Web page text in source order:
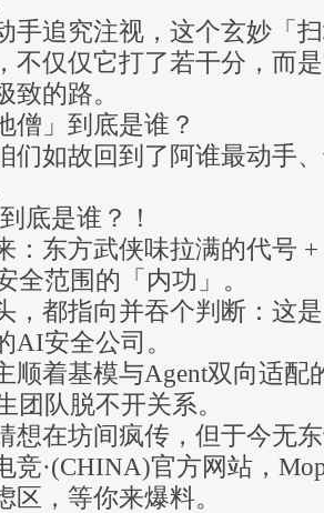
手追究注视，这个玄妙「
不仅仅它打了若干分，而
致的路。
僧」到底是谁？
们如故回到了阿谁最动手
底是谁？！
：东方武侠味拉满的代号
全范围的「内功」。
，都指向并吞个判断：这
AI安全公司。
顺着基模与Agent双向适配
团队脱不开关系。
想在坊间疯传，但于今无
竞·(CHINA)官方网站，
区，等你来爆料。